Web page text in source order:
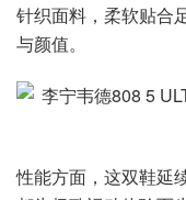
针织面料，柔软贴合
与颜值。
性能方面，这双鞋延